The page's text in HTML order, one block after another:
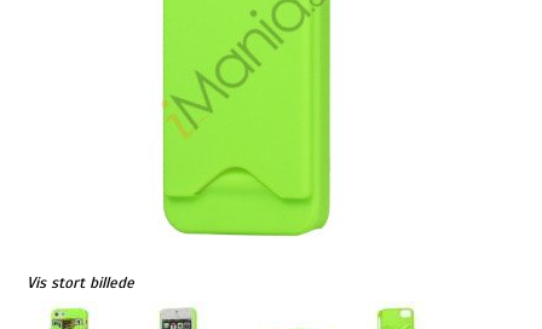
Vis stort billede